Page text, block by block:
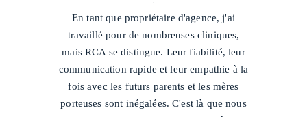
En tant que propriétaire d'agence, j'ai
travaillé pour de nombreuses cliniques,
mais RCA se distingue. Leur fiabilité, leur
communication rapide et leur empathie à la
fois avec les futurs parents et les mères
porteuses sont inégalées. C'est là que nous